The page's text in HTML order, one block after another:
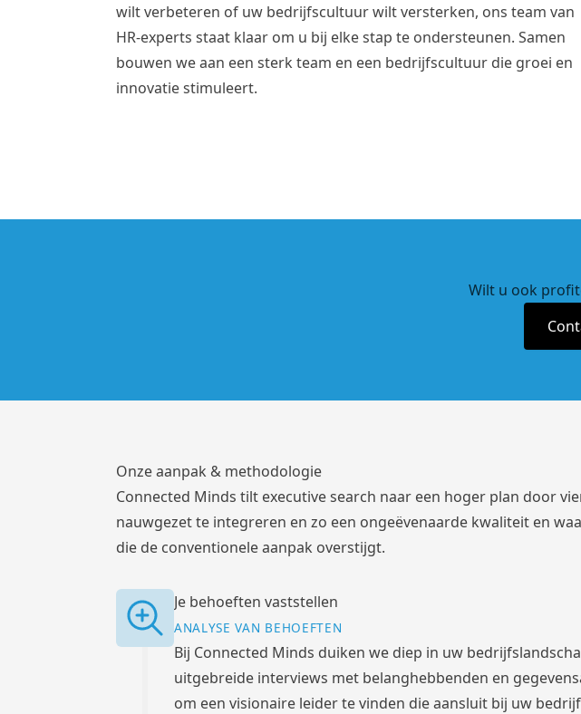
wilt verbeteren of uw bedrijfscultuur wilt versterken, ons team van
HR-experts staat klaar om u bij elke stap te ondersteunen. Samen
bouwen we aan een sterk team en een bedrijfscultuur die groei en
innovatie stimuleert.
Wilt u ook
Onze aanpak & methodologie
Connected Minds tilt executive search naar een hoger plan door
nauwgezet te integreren en zo een ongeëvenaarde kwaliteit en
die de conventionele aanpak overstijgt.
Je behoeften vaststellen
ANALYSE VAN BEHOEFTEN
Bij Connected Minds duiken we diep in uw
uitgebreide interviews met belanghebbenden en
om een visionaire leider te vinden die aansluit bij uw